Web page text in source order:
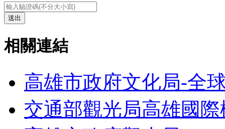
送出
相關連結
高雄市政府文化局-全
交通部觀光局高雄國